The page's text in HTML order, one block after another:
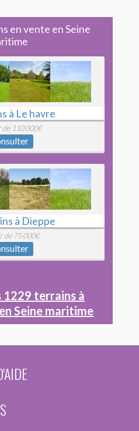
en vente en Seine
à Le havre
de 110 000€
à Dieppe
de 75 000€
1229 terrains à
Seine maritime